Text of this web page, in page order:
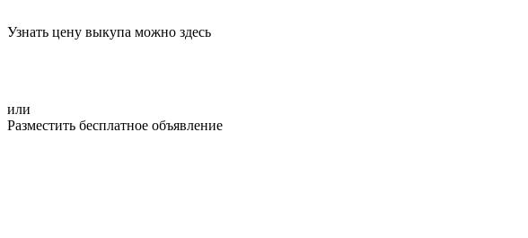
Узнать цену выкупа можно здесь
или
Разместить бесплатное объявление